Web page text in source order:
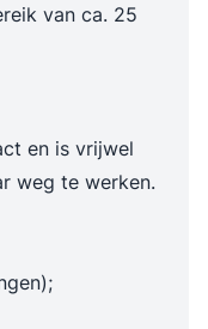
van ca. 25
en is vrijwel
weg te werken.